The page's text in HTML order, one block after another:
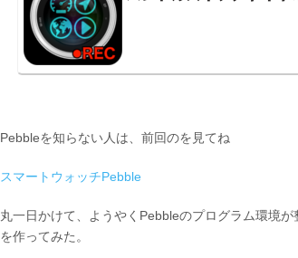
Pebbleを知らない人は、前回のを見てね
スマートウォッチPebble
丸一日かけて、ようやくPebbleのプログラム環境
を作ってみた。